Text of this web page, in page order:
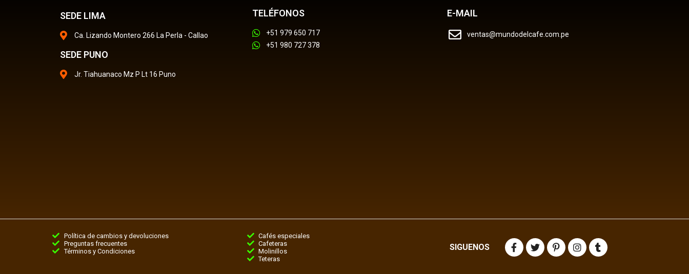
SEDE LIMA
Ca. Lizando Montero 266 La Perla - Callao
SEDE PUNO
Jr. Tiahuanaco Mz P Lt 16 Puno
TELÉFONOS
+51 979 650 717
+51 980 727 378
E-MAIL
ventas@mundodelcafe.com.pe
Política de cambios y devoluciones
Preguntas frecuentes
Términos y Condiciones
Cafés especiales
Cafeteras
Molinillos
Teteras
SIGUENOS